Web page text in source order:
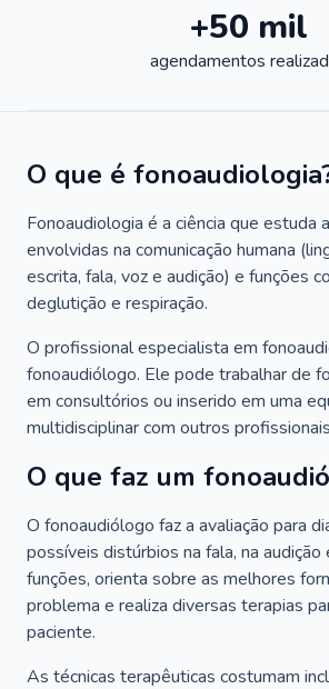
+50 mil
agendamentos
O que é
Fonoaudiologia é a ciência que estuda
envolvidas na comunicação humana
escrita, fala, voz e audição) e funções
deglutição e respiração.
O profissional especialista em
fonoaudiólogo. Ele pode trabalhar de
em consultórios ou inserido em uma
multidisciplinar com outros
O que faz um
O fonoaudiólogo faz a avaliação para
possíveis distúrbios na fala, na audição
funções, orienta sobre as melhores
problema e realiza diversas terapias
paciente.
As técnicas terapêuticas costumam